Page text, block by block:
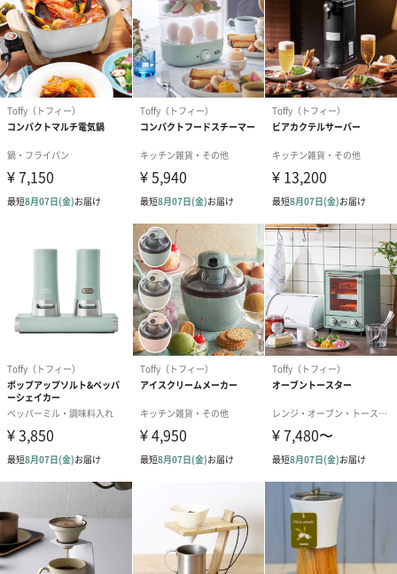
蒸らし機能付き（保温機能なし）
・クリーニング
内部煮沸洗浄
2色からお選びいただけます
ペールアクア
How to use ー使い方ー
■アイスコーヒー
見やすい水位表示で、給水がらくらく！
ガラスポットにアイスケース※をセットし、氷を入れます。
※アイスコーヒー抽出時に使用
3つのドリップ穴から、ハンドドリップのようにゆっくり回転しな